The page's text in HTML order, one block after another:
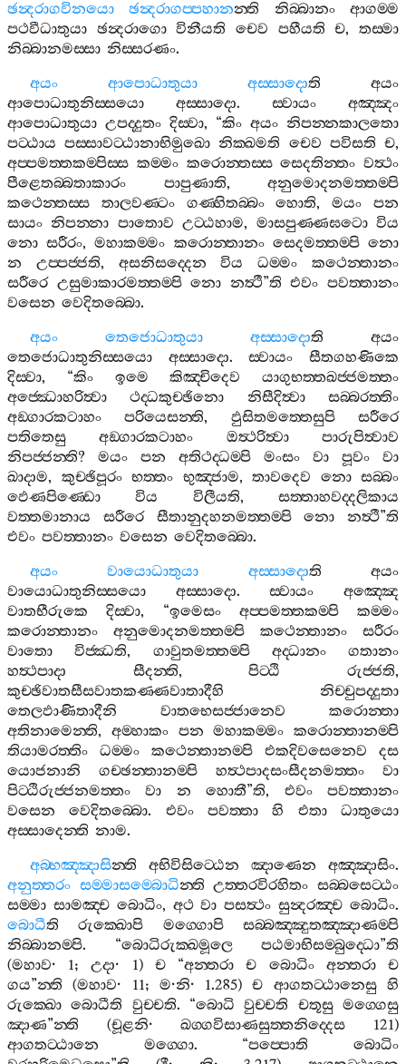
ඡන්‍දරාගවිනයො
ඡන්‍දරාගප‍්පහානන‍්ති නිබ‍්බානං
ආගම‍්ම
පථවීධාතුයා ඡන්‍දරාගො විනීයති චෙව පහීයති ච,තස‍්මා
නිබ‍්බානමස‍්සා නිස‍්සරණං.
අයං
ආපොධාතුයා අස‍්සාදොති
අයං
ආපොධාතුනිස‍්සයො
අස‍්සාදො. ස‍්වායං
අඤ‍්ඤං
ආපොධාතුයා උපද‍්දුතං දිස‍්වා, “කිං අයං නිපන‍්නකාලතො
පට‍්ඨාය පස‍්සාවට‍්ඨානාභිමුඛො නික‍්ඛමති චෙව පවිසති ච,
අප‍්පමත‍්තකම‍්පිස‍්ස කම‍්මං කරොන‍්තස‍්ස සෙදතින‍්තං වත්‍ථං
පීළෙතබ‍්බතාකාරං
පාපුණාති, අනුමොදනමත‍්තම‍්පි
කථෙන‍්තස‍්ස
තාලවණ‍්ටං ගණ‍්හිතබ‍්බං හොති,මයං
පන
සායං නිපන‍්නා පාතොව උට‍්ඨහාම, මාසපුණ‍්ණඝටො විය
නො සරීරං,මහාකම‍්මං කරොන‍්තානං සෙදමත‍්තම‍්පි නො
න
උප‍්පජ‍්ජති, අසනිසද‍්දෙන විය ධම‍්මං
කථෙන‍්තානං
සරීරෙ උසුමාකාරමත‍්තම‍්පි නො නත්‍ථී”ති එවං පවත‍්තානං
වසෙන වෙදිතබ‍්බො.
අයං
තෙජොධාතුයා අස‍්සාදොති
අයං
තෙජොධාතුනිස‍්සයො
අස‍්සාදො.ස‍්වායං
සීතගහණිකෙ
දිස‍්වා, “කිං ඉමෙ කිඤ‍්චිදෙව
යාගුභත‍්තඛජ‍්ජමත‍්තං
අජ‍්ඣොහරිත්‍වා
ථද‍්ධකුච‍්ඡිනො නිසීදිත්‍වා
සබ‍්බරත‍්තිං
අඞ‍්ගාරකටාහං
පරියෙසන‍්ති, ඵුසිතමත‍්තෙසුපි
සරීරෙ
පතිතෙසු
අඞ‍්ගාරකටාහං ඔත්‍ථරිත්‍වා
පාරුපිත්‍වාව
නිපජ‍්ජන‍්ති? මයං පන අතිථද‍්ධම‍්පි මංසං වා පූවං
වා
ඛාදාම, කුච‍්ඡිපූරං භත‍්තං භුඤ‍්ජාම, තාවදෙව නො සබ‍්බං
ඵෙණපිණ‍්ඩො
විය විලීයති,සත‍්තාහවද‍්දලිකාය
වත‍්තමානාය
සරීරෙ සීතානුදහනමත‍්තම‍්පි නො නත්‍ථී”ති
එවං පවත‍්තානං වසෙන වෙදිතබ‍්බො.
අයං
වායොධාතුයා අස‍්සාදොති
අයං
වායොධාතුනිස‍්සයො
අස‍්සාදො.ස‍්වායං
අඤ‍්ඤෙ
වාතභීරුකෙ
දිස‍්වා, “ඉමෙසං අප‍්පමත‍්තකම‍්පි
කම‍්මං
කරොන‍්තානං
අනුමොදනමත‍්තම‍්පි කථෙන‍්තානං
සරීරං
වාතො
විජ‍්ඣති, ගාවුතමත‍්තම‍්පි අද‍්ධානං
ගතානං
හත්‍ථපාදා
සීදන‍්ති,පිට‍්ඨි රුජ‍්ජති,
කුච‍්ඡිවාතසීසවාතකණ‍්ණවාතාදීහි
නිච‍්චුපද‍්දුතා
තෙලඵාණිතාදීනි
වාතභෙසජ‍්ජානෙව
කරොන‍්තා
අතිනාමෙන‍්ති, අම‍්හාකං පන මහාකම‍්මං කරොන‍්තානම‍්පි
තියාමරත‍්තිං
ධම‍්මං කථෙන‍්තානම‍්පි එකදිවසෙනෙව
දස
යොජනානි
ගච‍්ඡන‍්තානම‍්පි හත්‍ථපාදසංසීදනමත‍්තං
වා
පිට‍්ඨිරුජ‍්ජනමත‍්තං
වා න හොතී”ති, එවං
පවත‍්තානං
වසෙන
වෙදිතබ‍්බො. එවං පවත‍්තා හි එතා
ධාතුයො
අස‍්සාදෙන‍්ති නාම.
අබ‍්භඤ‍්ඤාසින‍්ති අභිවිසිට‍්ඨෙන ඤාණෙන අඤ‍්ඤාසිං.
අනුත‍්තරං සම‍්මාසම‍්බොධින‍්ති උත‍්තරවිරහිතං සබ‍්බසෙට‍්ඨං
සම‍්මා සාමඤ‍්ච බොධිං, අථ වා පසත්‍ථං සුන්‍දරඤ‍්ච බොධිං.
බොධීති රුක‍්ඛොපි මග‍්ගොපි
සබ‍්බඤ‍්ඤුතඤ‍්ඤාණම‍්පි
නිබ‍්බානම‍්පි. “බොධිරුක‍්ඛමූලෙ පඨමාභිසම‍්බුද‍්ධො”ති
(මහාව· 1;උදා· 1) ච“අන‍්තරා ච බොධිං අන‍්තරා
ච
ගය”න‍්ති (මහාව· 11; ම·නි· 1.285)ච ආගතට‍්ඨානෙසු හි
රුක‍්ඛො බොධීති වුච‍්චති. “බොධි වුච‍්චති චතූසු මග‍්ගෙසු
ඤාණ”න‍්ති (චූළනි·ඛග‍්ගවිසාණසුත‍්තනිද‍්දෙස 121)
ආගතට‍්ඨානෙ
මග‍්ගො. “පප‍්පොති
බොධිං